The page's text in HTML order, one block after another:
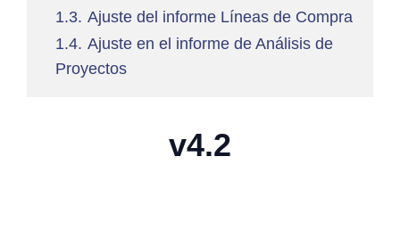
1.3. Ajuste del informe Líneas de Compra
1.4. Ajuste en el informe de Análisis de
Proyectos
v4.2